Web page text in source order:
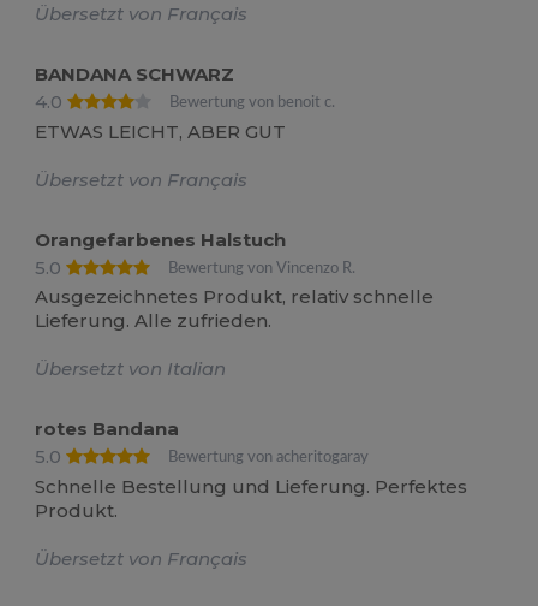
Übersetzt von Français
BANDANA SCHWARZ
4.0
Bewertung von benoit c.
ETWAS LEICHT, ABER GUT
Übersetzt von Français
Orangefarbenes Halstuch
5.0
Bewertung von Vincenzo R.
Ausgezeichnetes Produkt, relativ schnelle
Lieferung. Alle zufrieden.
Übersetzt von Italian
rotes Bandana
5.0
Bewertung von acheritogaray
Schnelle Bestellung und Lieferung. Perfektes
Produkt.
Übersetzt von Français